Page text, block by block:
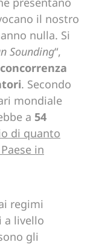
il nostro
nulla. Si
Sounding“,
. Secondo
mondiale
a 54
di quanto
in
regimi
a livello
gli